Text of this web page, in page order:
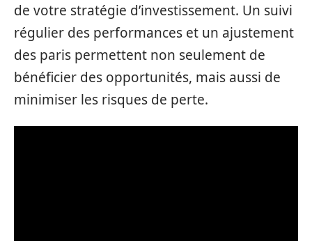
de votre stratégie d’investissement. Un suivi
régulier des performances et un ajustement
des paris permettent non seulement de
bénéficier des opportunités, mais aussi de
minimiser les risques de perte.